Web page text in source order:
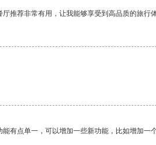
推荐非常有用，让我能够享受到高品质的旅行体
有点单一，可以增加一些新功能，比如增加一